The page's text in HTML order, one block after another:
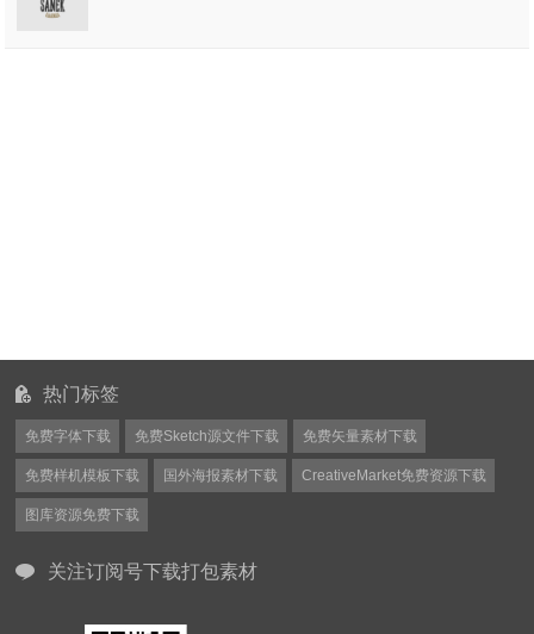
热门标签
免费字体下载 免费Sketch源文件下载 免费矢量素材下载
免费样机模板下载 国外海报素材下载 CreativeMarket免费资源下载
图库资源免费下载
关注订阅号下载打包素材